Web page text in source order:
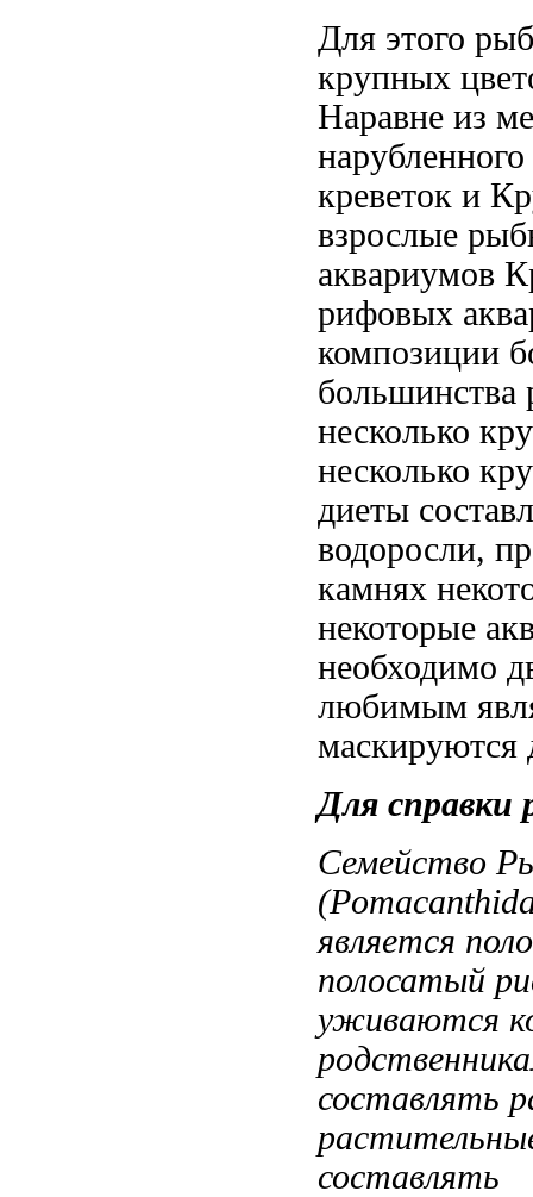
Для этого
крупных
Наравне из
креветок и
взрослые
аквариумов
рифовых
композиции
большинства
несколько
несколько
диеты
водоросли,
камнях
некоторые
необходимо
любимым
маскируются
Для справки
Семейство
является
полосатый
уживаются
составлять
составлять